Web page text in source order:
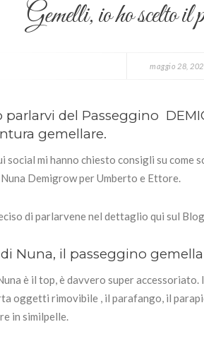
Gemelli, io ho scelto
maggio 28,
parlarvi del Passeggino
gemellare.
social mi hanno chiesto consigli su
Demigrow per Umberto e Ettore.
di parlarvene nel dettaglio qui sul Blog
Nuna, il passeggino
è il top, è davvero super
oggetti rimovibile , il parafango, il
in similpelle.